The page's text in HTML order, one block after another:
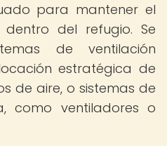
para mantener el
del refugio. Se
de ventilación
estratégica de
de aire, o sistemas de
como ventiladores o